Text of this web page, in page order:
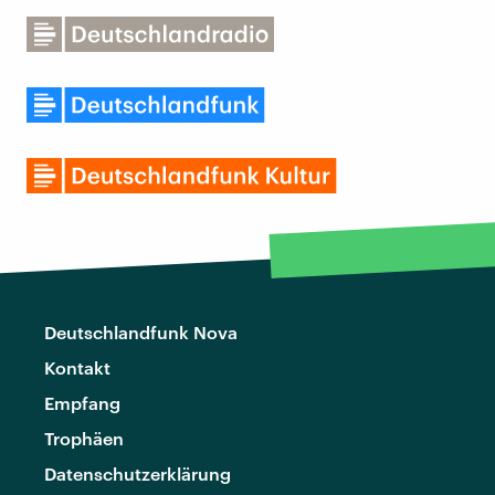
Deutschlandfunk Nova
Kontakt
Empfang
Trophäen
Datenschutzerklärung